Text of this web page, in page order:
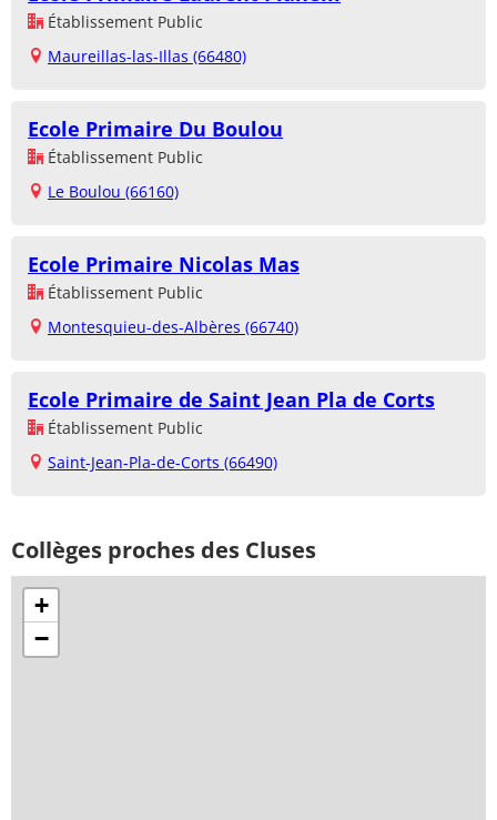
Établissement Public
Maureillas-las-Illas (66480)
Ecole Primaire Du Boulou
Établissement Public
Le Boulou (66160)
Ecole Primaire Nicolas Mas
Établissement Public
Montesquieu-des-Albères (66740)
Ecole Primaire de Saint Jean Pla de Corts
Établissement Public
Saint-Jean-Pla-de-Corts (66490)
Collèges proches des Cluses
+
−